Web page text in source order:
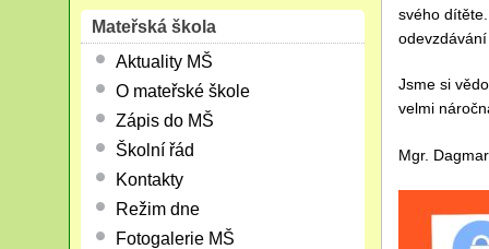
svého
Jsme si
velmi
Mgr.
Mateřská škola
Aktuality MŠ
O mateřské škole
Zápis do MŠ
Školní řád
Kontakty
Režim dne
Fotogalerie MŠ